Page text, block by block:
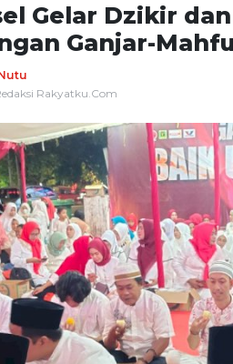
Gelar Dzikir
Ganjar-
Rakyatku.Com